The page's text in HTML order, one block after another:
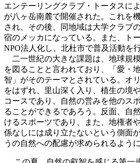
エンテーリングクラブ・トータスに
が八ヶ岳南麓で開催された。これを
され、その後、同地域は大学クラブ
宿のメッカになっている。また、ト
NPO法人化し、北杜市で普及活動を
二一世紀の大きな課題は、地球規
を図ることと言われており、「愛・
智」がそのテーマとされている。オ
をはずれ、里山深く入り、植生の境
コースであり、自然の営みを他のス
ることができるであろう。反面、自
けるスポーツであり、また、地権者
係なしには成り立たないという側面
うの自然への配慮が求められるよう